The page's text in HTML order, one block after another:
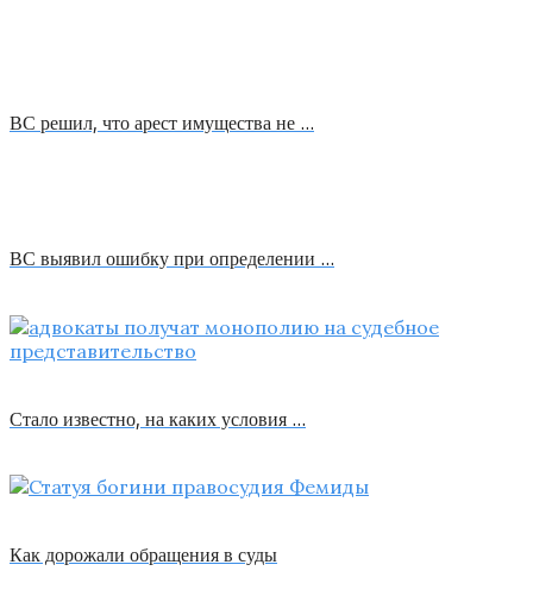
ВС решил, что арест имущества не …
ВС выявил ошибку при определении …
Стало известно, на каких условия …
Как дорожали обращения в суды